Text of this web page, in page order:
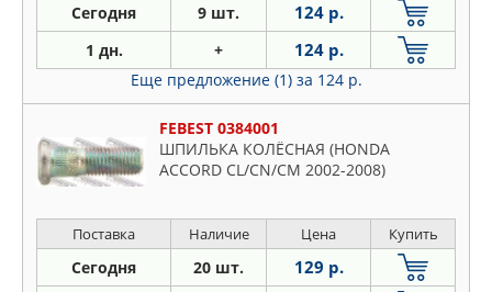
Сегодня 9 шт. 124 р.
1 дн. + 124 р.
Еще предложение (1) за 124 р.
FEBEST 0384001
ШПИЛЬКА КОЛЁСНАЯ (HONDA
ACCORD CL/CN/CM 2002-2008)
Поставка Наличие Цена Купить
Сегодня 20 шт. 129 р.